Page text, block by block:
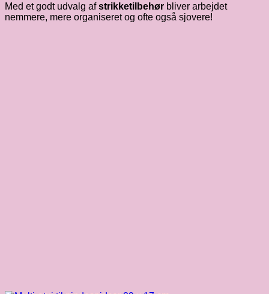
Med et godt udvalg afstrikketilbehør bliver arbejdet
nemmere, mere organiseret og ofte også sjovere!